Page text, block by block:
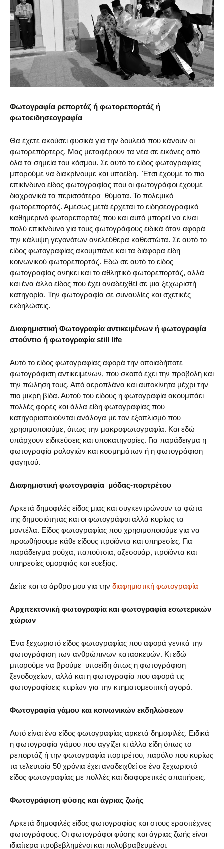
Φωτογραφία ρεπορτάζ ή φωτορεπορτάζ ή
φωτοειδησεογραφία
Θα έχετε ακούσει φυσικά για την δουλειά που κάνουν οι
φωτορεπόρτερς. Μας μεταφέρουν τα νέα σε εικόνες από
όλα τα σημεία του κόσμου. Σε αυτό το είδος φωτογραφίας
μπορούμε να διακρίνουμε και υποείδη. Έτσι έχουμε το πιο
επικίνδυνο είδος φωτογραφίας που οι φωτογράφοι έχουμε
διαχρονικά τα περισσότερα θύματα. Το πολεμικό
φωτορεπορτάζ. Αμέσως μετά έρχεται το ειδησεογραφικό
καθημερινό φωτορεπορτάζ που και αυτό μπορεί να είναι
πολύ επικίνδυνο για τους φωτογράφους ειδικά όταν αφορά
την κάλυψη γεγονότων ανελεύθερα καθεστώτα. Σε αυτό το
είδος φωτογραφίας ακουμπάνε και τα διάφορα είδη
κοινωνικού φωτορεπορτάζ. Εδώ σε αυτό το είδος
φωτογραφίας ανήκει και το αθλητικό φωτορεπορτάζ, αλλά
και ένα άλλο είδος που έχει αναδειχθεί σε μια ξεχωριστή
κατηγορία. Την φωτογραφία σε συναυλίες και σχετικές
εκδηλώσεις.
Διαφημιστική Φωτογραφία αντικειμένων ή φωτογραφία
στούντιο ή φωτογραφία still life
Αυτό το είδος φωτογραφίας αφορά την οποιαδήποτε
φωτογράφιση αντικειμένων, που σκοπό έχει την προβολή και
την πώληση τους. Από αεροπλάνα και αυτοκίνητα μέχρι την
πιο μικρή βίδα. Αυτού του είδους η φωτογραφία ακουμπάει
πολλές φορές και άλλα είδη φωτογραφίας που
κατηγοριοποιούνται ανάλογα με τον εξοπλισμό που
χρησιμοποιούμε, όπως την μακροφωτογραφία. Και εδώ
υπάρχουν ειδικεύσεις και υποκατηγορίες. Για παράδειγμα η
φωτογραφία ρολογιών και κοσμημάτων ή η φωτογράφιση
φαγητού.
Διαφημιστική φωτογραφία μόδας-πορτρέτου
Αρκετά δημοφιλές είδος μιας και συγκεντρώνουν τα φώτα
της δημοσιότητας και οι φωτογράφοι αλλά κυρίως τα
μοντέλα. Είδος φωτογραφίας που χρησιμοποιούμε για να
προωθήσουμε κάθε είδους προϊόντα και υπηρεσίες. Για
παράδειγμα ρούχα, παπούτσια, αξεσουάρ, προϊόντα και
υπηρεσίες ομορφιάς και ευεξίας.
Δείτε και το άρθρο μου για την διαφημιστική φωτογραφία
Αρχιτεκτονική φωτογραφία και φωτογραφία εσωτερικών
χώρων
Ένα ξεχωριστό είδος φωτογραφίας που αφορά γενικά την
φωτογράφιση των ανθρώπινων κατασκευών. Κι εδώ
μπορούμε να βρούμε υποείδη όπως η φωτογράφιση
ξενοδοχείων, αλλά και η φωτογραφία που αφορά τις
φωτογραφίσεις κτιρίων για την κτηματομεσιτική αγορά.
Φωτογραφία γάμου και κοινωνικών εκδηλώσεων
Αυτό είναι ένα είδος φωτογραφίας αρκετά δημοφιλές. Ειδικά
η φωτογραφία γάμου που αγγίζει κι άλλα είδη όπως το
ρεπορτάζ ή την φωτογραφία πορτρέτου, παρόλο που κυρίως
τα τελευταία 50 χρόνια έχει αναδειχθεί σε ένα ξεχωριστό
είδος φωτογραφίας με πολλές και διαφορετικές απαιτήσεις.
Φωτογράφιση φύσης και άγριας ζωής
Αρκετά δημοφιλές είδος φωτογραφίας και στους ερασιτέχνες
φωτογράφους. Οι φωτογράφοι φύσης και άγριας ζωής είναι
ιδιαίτερα προβεβλημένοι και πολυβραβευμένοι.